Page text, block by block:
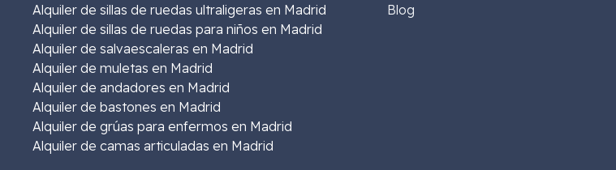
Alquiler de sillas de ruedas ultraligeras en Madrid
Alquiler de sillas de ruedas para niños en Madrid
Alquiler de salvaescaleras en Madrid
Alquiler de muletas en Madrid
Alquiler de andadores en Madrid
Alquiler de bastones en Madrid
Alquiler de grúas para enfermos en Madrid
Alquiler de camas articuladas en Madrid
Blog